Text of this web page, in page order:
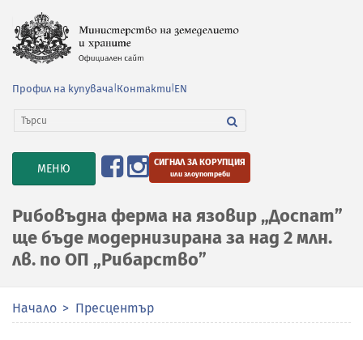
Профил на купувача Контакти EN
TOGGLE
NAVIGATION
МЕНЮ СИГНАЛ ЗА КОРУПЦИЯ
или злоупотреби
Рибовъдна ферма на язовир „Доспат”
ще бъде модернизирана за над 2 млн.
лв. по ОП „Рибарство”
Начало Пресцентър